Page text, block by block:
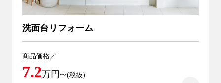
洗面台リフォーム
商品価格／
7.2万円 〜(税抜)